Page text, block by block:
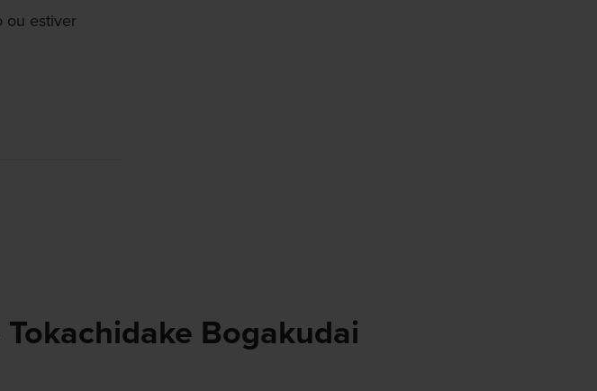
ou estiver
Bogakudai